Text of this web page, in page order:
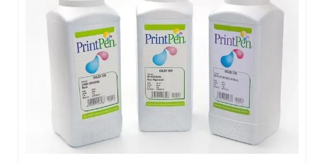
PANTUM MUADİL TONER
LEXMARK MUADİL TONER
KYOCERA MUADİL TONER
BROTHER MUADİL TONER
HP MÜREKKEP